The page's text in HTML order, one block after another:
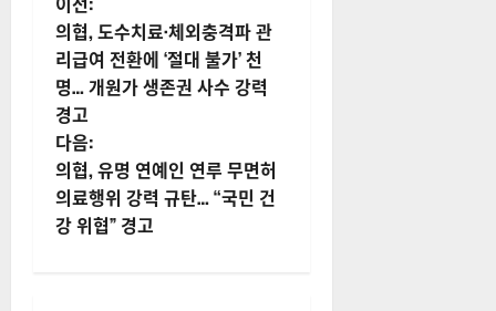
게
시
물
내
비
게
의협, 도수치료·체외충격파 관
리급여 전환에 ‘절대 불가’ 천
명… 개원가 생존권 사수 강력
경고
다음:
의협, 유명 연예인 연루 무면허
의료행위 강력 규탄… “국민 건
강 위협” 경고